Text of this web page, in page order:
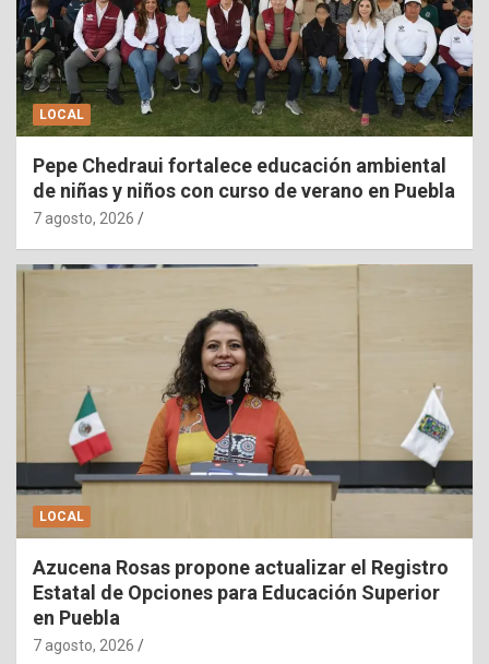
LOCAL
Pepe Chedraui fortalece educación ambiental
de niñas y niños con curso de verano en Puebla
7 agosto, 2026
LOCAL
Azucena Rosas propone actualizar el Registro
Estatal de Opciones para Educación Superior
en Puebla
7 agosto, 2026